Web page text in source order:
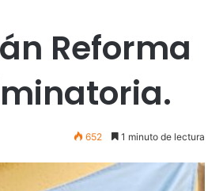
Reforma
652 1 minuto de lectura